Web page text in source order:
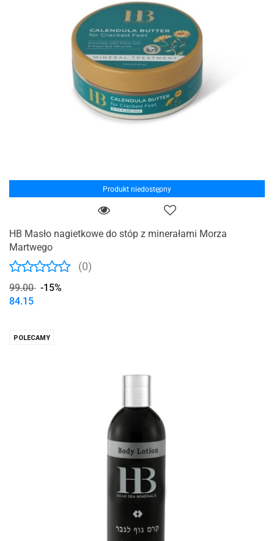
Produkt niedostępny
HB Masło nagietkowe do stóp z minerałami Morza
Martwego
(0)
99.00 -15%
84.15
POLECAMY